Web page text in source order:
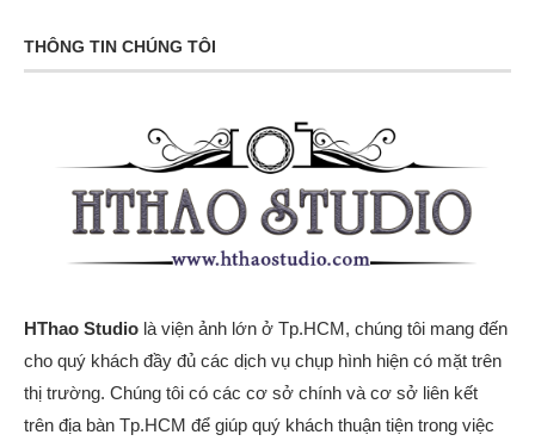
THÔNG TIN CHÚNG TÔI
HThao Studio là viện ảnh lớn ở Tp.HCM, chúng tôi mang đến
cho quý khách đầy đủ các dịch vụ chụp hình hiện có mặt trên
thị trường. Chúng tôi có các cơ sở chính và cơ sở liên kết
trên địa bàn Tp.HCM để giúp quý khách thuận tiện trong việc